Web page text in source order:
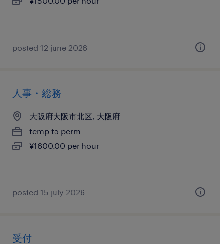
posted 12 june 2026
人事・総務
大阪府大阪市北区, 大阪府
temp to perm
¥1600.00 per hour
posted 15 july 2026
受付